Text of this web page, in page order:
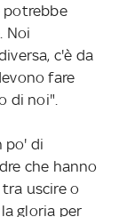
potrebbe
Noi
c'è da
fare
di noi".
po' di
che hanno
uscire o
gloria per